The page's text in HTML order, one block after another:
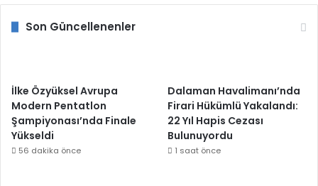
Son Güncellenenler
İlke Özyüksel Avrupa
Modern Pentatlon
Şampiyonası’nda Finale
Yükseldi
56 dakika önce
Dalaman Havalimanı’nda
Firari Hükümlü Yakalandı:
22 Yıl Hapis Cezası
Bulunuyordu
1 saat önce